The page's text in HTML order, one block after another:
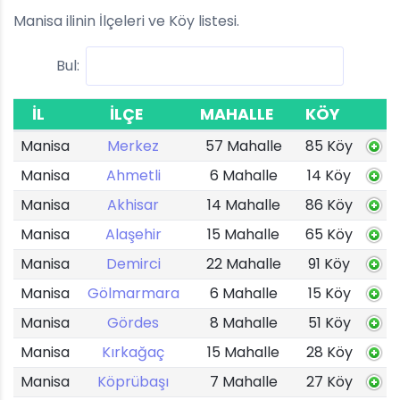
Manisa ilinin İlçeleri ve Köy listesi.
Bul:
İL İLÇE MAHALLE KÖY
Manisa Merkez 57 Mahalle
85 Köy
Manisa
Ahmetli 6 Mahalle
14 Köy
Manisa
Akhisar 14 Mahalle
86 Köy
Manisa
Alaşehir 15 Mahalle
65 Köy
Manisa
Demirci 22 Mahalle
91 Köy
Manisa
Gölmarmara 6 Mahalle
15 Köy
Manisa
Gördes 8 Mahalle
51 Köy
Manisa
Kırkağaç 15 Mahalle
28 Köy
Manisa
Köprübaşı 7 Mahalle
27 Köy